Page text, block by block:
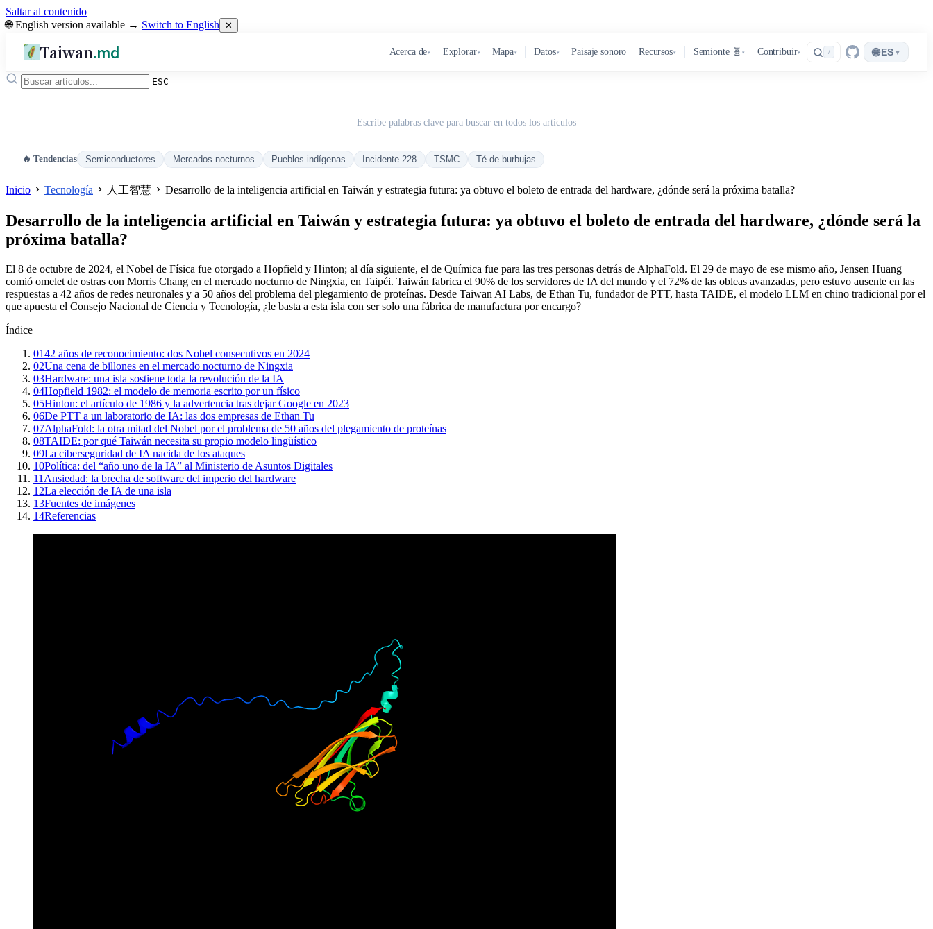
Saltar al contenido
🌐 English version available → Switch to English ✕
Taiwan.md Acerca de▾ Explorar▾ Mapa▾ Datos▾ Paisaje sonoro Recursos▾ Semionte 🧬 ▾ Contribuir▾ / 🌐 ES ▾
ESC
Escribe palabras clave para buscar en todos los artículos
🔥 Tendencias Semiconductores Mercados nocturnos Pueblos indígenas Incidente 228 TSMC Té de burbujas
Inicio Tecnología 人工智慧 Desarrollo de la inteligencia artificial en Taiwán y estrategia futura: ya obtuvo el boleto de entrada del hardware, ¿dónde será la próxima batalla?
Desarrollo de la inteligencia artificial en Taiwán y estrategia futura: ya obtuvo el boleto de entrada del hardware, ¿dónde será la
próxima batalla?
El 8 de octubre de 2024, el Nobel de Física fue otorgado a Hopfield y Hinton; al día siguiente, el de Química fue para las tres personas detrás de AlphaFold. El 29 de mayo de ese mismo año, Jensen Huang
comió omelet de ostras con Morris Chang en el mercado nocturno de Ningxia, en Taipéi. Taiwán fabrica el 90% de los servidores de IA del mundo y el 72% de las obleas avanzadas, pero estuvo ausente en las
respuestas a 42 años de redes neuronales y a 50 años del problema del plegamiento de proteínas. Desde Taiwan AI Labs, de Ethan Tu, fundador de PTT, hasta TAIDE, el modelo LLM en chino tradicional por el
que apuesta el Consejo Nacional de Ciencia y Tecnología, ¿le basta a esta isla con ser solo una fábrica de manufactura por encargo?
Índice
0142 años de reconocimiento: dos Nobel consecutivos en 2024
02Una cena de billones en el mercado nocturno de Ningxia
03Hardware: una isla sostiene toda la revolución de la IA
04Hopfield 1982: el modelo de memoria escrito por un físico
05Hinton: el artículo de 1986 y la advertencia tras dejar Google en 2023
06De PTT a un laboratorio de IA: las dos empresas de Ethan Tu
07AlphaFold: la otra mitad del Nobel por el problema de 50 años del plegamiento de proteínas
08TAIDE: por qué Taiwán necesita su propio modelo lingüístico
09La ciberseguridad de IA nacida de los ataques
10Política: del “año uno de la IA” al Ministerio de Asuntos Digitales
11 Ansiedad: la brecha de software del imperio del hardware
12La elección de IA de una isla
13Fuentes de imágenes
14Referencias